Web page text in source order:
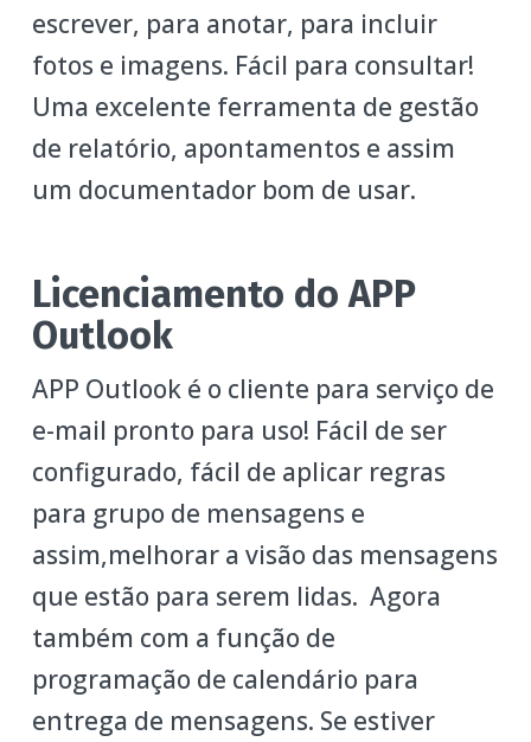
escrever, para anotar, para incluir
fotos e imagens. Fácil para consultar!
Uma excelente ferramenta de gestão
de relatório, apontamentos e assim
um documentador bom de usar.
Licenciamento do APP
Outlook
APP Outlook é o cliente para serviço de
e-mail pronto para uso! Fácil de ser
configurado, fácil de aplicar regras
para grupo de mensagens e
assim,melhorar a visão das mensagens
que estão para serem lidas. Agora
também com a função de
programação de calendário para
entrega de mensagens. Se estiver